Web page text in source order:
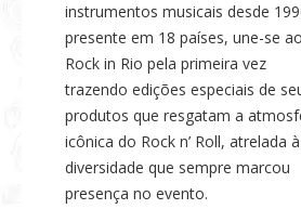
instrumentos musicais desde
presente em 18 países, une-se ao
Rock in Rio pela primeira vez
trazendo edições especiais de
produtos que resgatam a
icônica do Rock n’ Roll, atrelada à
diversidade que sempre marcou
presença no evento.